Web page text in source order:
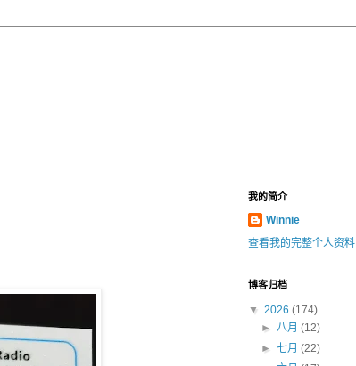
我的简介
Winnie
查看我的完整个人资料
博客归档
▼ 2026 (174)
►八月(12)
►七月(22)